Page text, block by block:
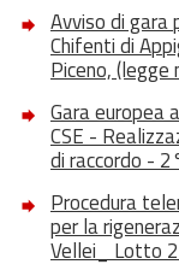
Avviso di
Chifenti di
Piceno,
Gara europea
CSE -
di raccordo -
Procedura
per la
Vellei_ Lotto